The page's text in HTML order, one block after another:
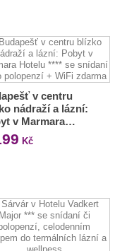
v centru
nádraží a lázní:
v Marmara…
Kč